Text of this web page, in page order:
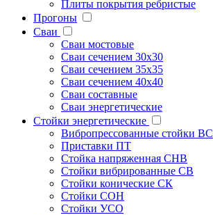
Плиты покрытия ребристые
Прогоны
Сваи
Сваи мостовые
Сваи сечением 30х30
Сваи сечением 35х35
Сваи сечением 40х40
Сваи составные
Сваи энергетические
Стойки энергетические
Вибропрессованные стойки ВС
Приставки ПТ
Стойка напряженная СНВ
Стойки вибрированные СВ
Стойки конические СК
Стойки СОН
Стойки УСО